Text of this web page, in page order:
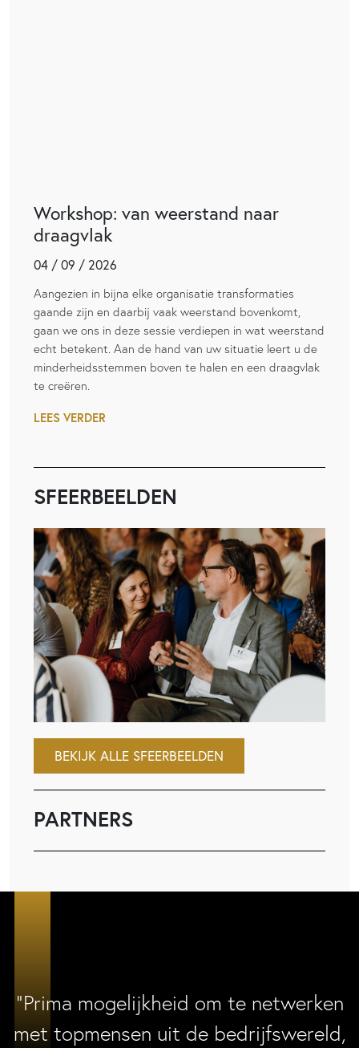
Workshop: van weerstand naar
draagvlak
04 / 09 / 2026
Aangezien in bijna elke organisatie transformaties
gaande zijn en daarbij vaak weerstand bovenkomt,
gaan we ons in deze sessie verdiepen in wat weerstand
echt betekent. Aan de hand van uw situatie leert u de
minderheidsstemmen boven te halen en een draagvlak
te creëren.
LEES VERDER
SFEERBEELDEN
BEKIJK ALLE SFEERBEELDEN
PARTNERS
“Prima mogelijkheid om te netwerken
met topmensen uit de bedrijfswereld,